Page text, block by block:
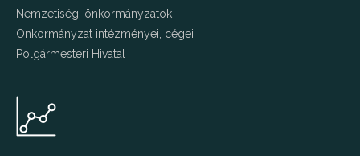
Nemzetiségi önkormányzatok
Önkormányzat intézményei, cégei
Polgármesteri Hivatal